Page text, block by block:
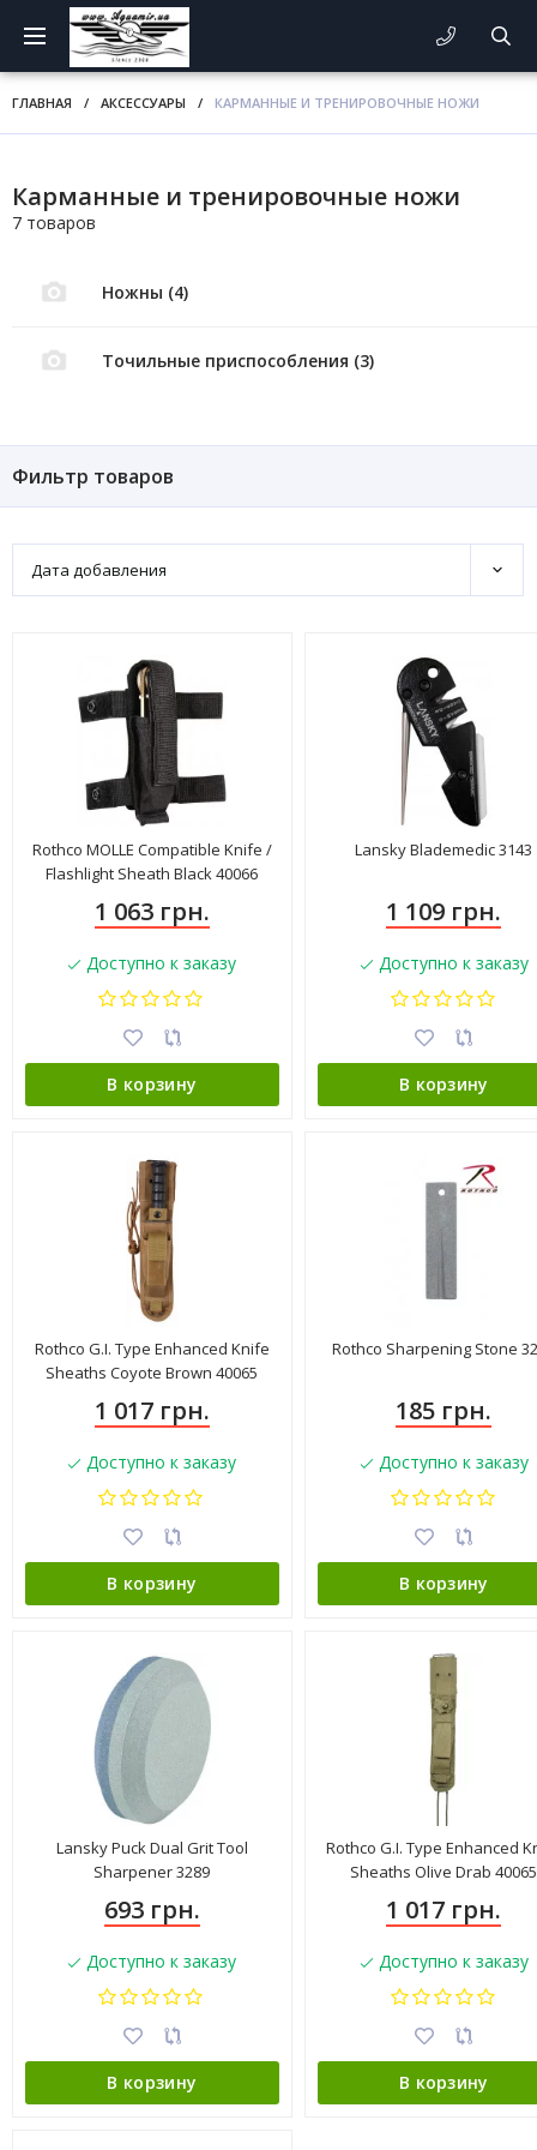
ГЛАВНАЯ / АКСЕССУАРЫ / КАРМАННЫЕ И ТРЕНИРОВОЧНЫЕ НОЖИ
Карманные и тренировочные ножи
7 товаров
Ножны (4)
Точильные приспособления (3)
Фильтр товаров
Дата добавления
Rothco MOLLE Compatible Knife /
Flashlight Sheath Black 40066
1 063 грн.
Доступно к заказу
В корзину
Lansky Blademedic 3143
1 109 грн.
Доступно к заказу
В корзину
Rothco G.I. Type Enhanced Knife
Sheaths Coyote Brown 40065
1 017 грн.
Доступно к заказу
В корзину
Rothco Sharpening Stone
185 грн.
Доступно к заказу
В корзину
Lansky Puck Dual Grit Tool
Sharpener 3289
693 грн.
Доступно к заказу
В корзину
Rothco G.I. Type Enhanced
Sheaths Olive Drab 40065
1 017 грн.
Доступно к заказу
В корзину